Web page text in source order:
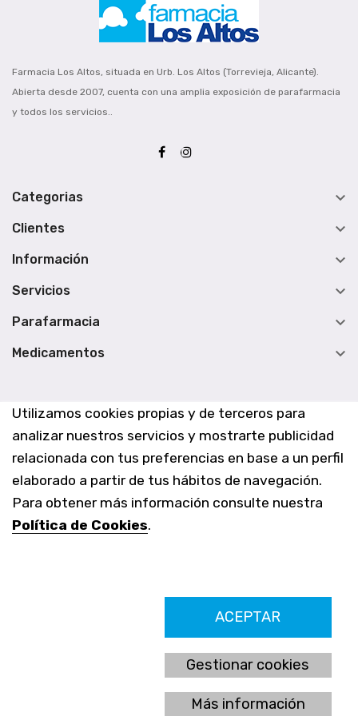
Utilizamos cookies propias y de terceros para
analizar nuestros servicios y mostrarte publicidad
relacionada con tus preferencias en base a un perfil
elaborado a partir de tus hábitos de navegación.
Para obtener más información consulte nuestra
Política de Cookies.
ACEPTAR
Gestionar cookies
Más información
Farmacia Los Altos, situada en Urb. Los Altos (Torrevieja, Alicante).
Abierta desde 2007, cuenta con una amplia exposición de parafarmacia
y todos los servicios..
Categorias 
Clientes 
Información 
Servicios 
Parafarmacia 
Medicamentos 
Farmacia Los Altos nº756
Ldo. Alfredo Aparicio Grau 22555408K
N. Col. Colegio Oficial de Farmacéuticos de Alicante 4327
Nº de autorización A-790-F
C/ Moncayo, 97 (Vistalmar) Urb. Los Altos
03185 Torrevieja, Alicante (España)